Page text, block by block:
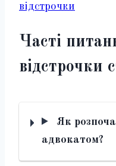
відстрочки
Часті
відстрочки
Як
адвокатом?